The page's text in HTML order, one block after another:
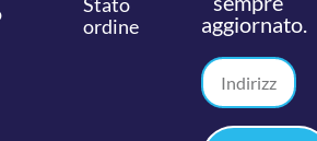
Stato
ordine
aggiornato.